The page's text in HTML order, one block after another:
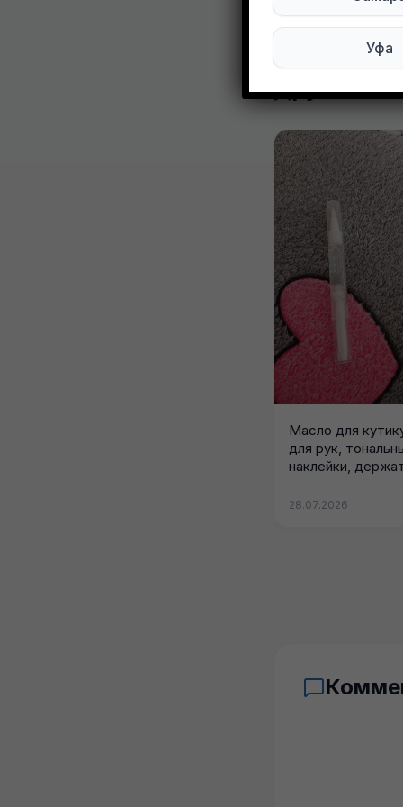
Другие
Масло для
для рук,
наклейки,
28.07.2026
Уфа